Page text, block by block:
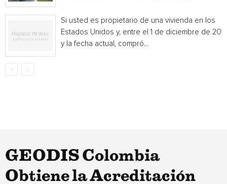
Si usted es propietario de una vivienda en los
Estados Unidos y, entre el 1 de diciembre de
y la fecha actual, compró...
GEODIS Colombia
Obtiene la Acreditación